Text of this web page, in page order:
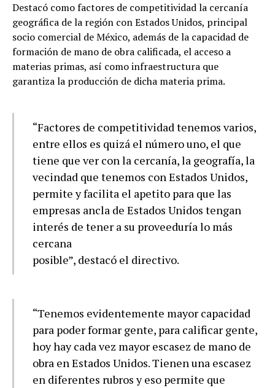
Destacó como factores de competitividad la cercanía
geográfica de la región con Estados Unidos, principal
socio comercial de México, además de la capacidad de
formación de mano de obra calificada, el acceso a
materias primas, así como infraestructura que
garantiza la producción de dicha materia prima.
“Factores de competitividad tenemos varios,
entre ellos es quizá el número uno, el que
tiene que ver con la cercanía, la geografía, la
vecindad que tenemos con Estados Unidos,
permite y facilita el apetito para que las
empresas ancla de Estados Unidos tengan
interés de tener a su proveeduría lo más
cercana
posible”, destacó el directivo.
“Tenemos evidentemente mayor capacidad
para poder formar gente, para calificar gente,
hoy hay cada vez mayor escasez de mano de
obra en Estados Unidos. Tienen una escasez
en diferentes rubros y eso permite que